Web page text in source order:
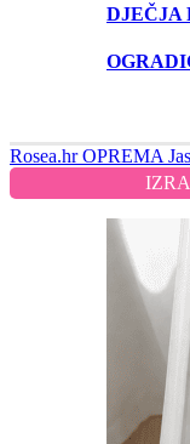
DJEČJA
Rosea.hrOPREMA